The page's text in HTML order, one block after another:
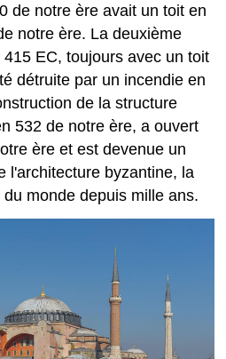
de notre ère avait un toit en
notre ère. La deuxième
EC, toujours avec un toit
détruite par un incendie en
de la structure
532 de notre ère, a ouvert
ère et est devenue un
l'architecture byzantine, la
monde depuis mille ans.